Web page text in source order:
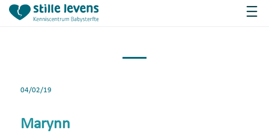
04/02/19
Marynn